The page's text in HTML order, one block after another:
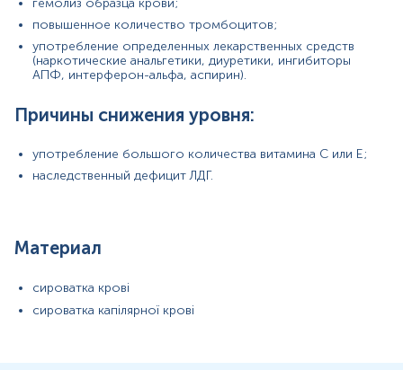
2024-09-19
Шукала лабораторію, де можна зробити
декілька специфічних аналізів, і виявилося, що
замовляти їх окремо в інших місцях – усе
розташована, легко доїхати як на машині, так і
на маршрутці.
гемолиз образца крови;
повышенное количество тромбоцитов;
употребление определенных лекарственных средств
(наркотические анальгетики, диуретики, ингибиторы
АПФ, интерферон-альфа, аспирин).
Причины снижения уровня:
употребление большого количества витамина С или Е;
наследственный дефицит ЛДГ.
Материал
сироватка крові
сироватка капілярної крові